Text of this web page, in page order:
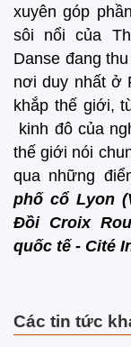
xuyên góp
sôi nổi của
Danse đang
nơi duy nhất ở
khắp thế giới,
kinh đô của
thế giới nói
qua những
phố cổ Lyon
Đồi Croix
quốc tế - Cité
Các tin tức